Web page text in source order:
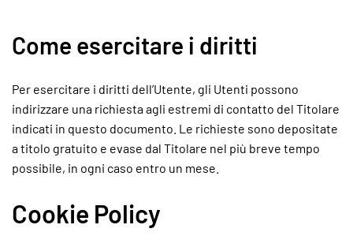
Come esercitare i diritti
Per esercitare i diritti dell’Utente, gli Utenti possono
indirizzare una richiesta agli estremi di contatto del Titolare
indicati in questo documento. Le richieste sono depositate
a titolo gratuito e evase dal Titolare nel più breve tempo
possibile, in ogni caso entro un mese.
Cookie Policy